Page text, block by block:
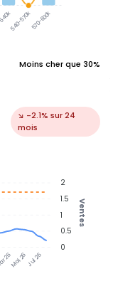
540-570k570-600k
Moins cher que 30%
↘ -2.1% sur 24
mois
26Mai 26Jul 26
2
1.5
1
0.5
0
Ventes